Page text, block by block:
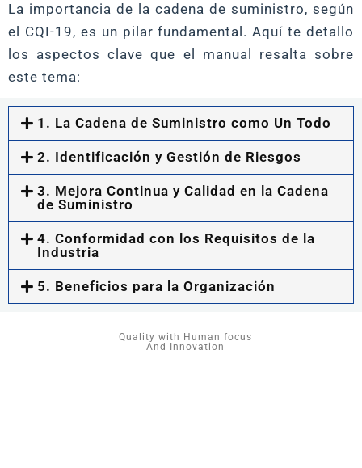
La importancia de la cadena de suministro, según
el CQI-19, es un pilar fundamental. Aquí te detallo
los aspectos clave que el manual resalta sobre
este tema:
1. La Cadena de Suministro como Un Todo
2. Identificación y Gestión de Riesgos
3. Mejora Continua y Calidad en la Cadena
de Suministro
4. Conformidad con los Requisitos de la
Industria
5. Beneficios para la Organización
Quality with Human focus
And Innovation